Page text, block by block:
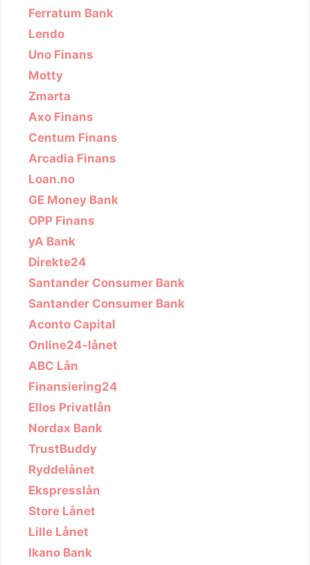
Ferratum Bank
Lendo
Uno Finans
Motty
Zmarta
Axo Finans
Centum Finans
Arcadia Finans
Loan.no
GE Money Bank
OPP Finans
yA Bank
Direkte24
Santander Consumer Bank
Santander Consumer Bank
Aconto Capital
Online24-lånet
ABC Lån
Finansiering24
Ellos Privatlån
Nordax Bank
TrustBuddy
Ryddelånet
Ekspresslån
Store Lånet
Lille Lånet
Ikano Bank